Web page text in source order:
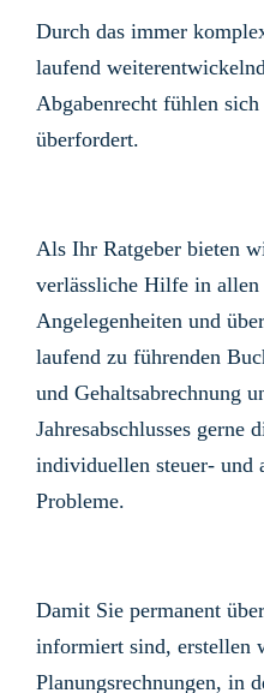
Durch das immer
laufend
Abgabenrecht fühlen
überfordert.
Als Ihr Ratgeber bieten
verlässliche Hilfe in allen
Angelegenheiten und
laufend zu führenden
und Gehaltsabrechnung
Jahresabschlusses gerne
individuellen steuer- und
Probleme.
Damit Sie permanent
informiert sind, erstellen
Planungsrechnungen, in